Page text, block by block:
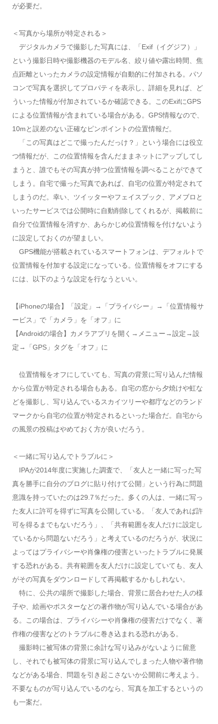
が必要だ。
＜写真から場所が特定される＞
デジタルカメラで撮影した写真には、「Exif（イグジフ）」
という撮影日時や撮影機器のモデル名、絞り値や露出時間、焦
点距離といったカメラの設定情報が自動的に付加される。パソ
コンで写真を選択してプロパティを表示し、詳細を見れば、ど
ういった情報が付加されているか確認できる。このExifにGPS
による位置情報が含まれている場合がある。GPS情報なので、
10mと誤差のない正確なピンポイントの位置情報だ。
「この写真はどこで撮ったんだっけ？」という場合には役立
つ情報だが、この位置情報を含んだままネットにアップしてし
まうと、誰でもその写真が持つ位置情報を調べることができて
しまう。自宅で撮った写真であれば、自宅の位置が特定されて
しまうのだ。幸い、ツイッターやフェイスブック、アメブロと
いったサービスでは公開時に自動削除してくれるが、掲載前に
自分で位置情報を消すか、あらかじめ位置情報を付けないよう
に設定しておくのが望ましい。
GPS機能が搭載されているスマートフォンは、デフォルトで
位置情報を付加する設定になっている。位置情報をオフにする
には、以下のような設定を行なうといい。
【iPhoneの場合】「設定」→「プライバシー」→「位置情報サ
ービス」で「カメラ」を「オフ」に
【Androidの場合】カメラアプリを開く→メニュー→設定→設
定→「GPS」タグを「オフ」に
位置情報をオフにしていても、写真の背景に写り込んだ情報
から位置が特定される場合もある。自宅の窓から夕焼けや虹な
どを撮影し、写り込んでいるスカイツリーや都庁などのランド
マークから自宅の位置が特定されるといった場合だ。自宅から
の風景の投稿はやめておく方が良いだろう。
＜一緒に写り込んでトラブルに＞
IPAが2014年度に実施した調査で、「友人と一緒に写った写
真を勝手に自分のブログに貼り付けて公開」という行為に問題
意識を持っていたのは29.7％だった。多くの人は、一緒に写っ
た友人に許可を得ずに写真を公開している。「友人であれば許
可を得るまでもないだろう」、「共有範囲を友人だけに設定し
ているから問題ないだろう」と考えているのだろうが、状況に
よってはプライバシーや肖像権の侵害といったトラブルに発展
する恐れがある。共有範囲を友人だけに設定していても、友人
がその写真をダウンロードして再掲載するかもしれない。
特に、公共の場所で撮影した場合、背景に居合わせた人の様
子や、絵画やポスターなどの著作物が写り込んでいる場合があ
る。この場合は、プライバシーや肖像権の侵害だけでなく、著
作権の侵害などのトラブルに巻き込まれる恐れがある。
撮影時に被写体の背景に余計な写り込みがないように留意
し、それでも被写体の背景に写り込んでしまった人物や著作物
などがある場合、問題を引き起こさないか公開前に考えよう。
不要なものが写り込んでいるのなら、写真を加工するというの
も一案だ。